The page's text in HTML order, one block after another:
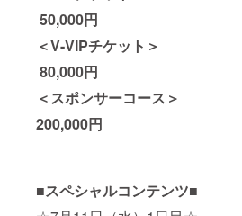
50,000円
＜V-VIPチケット＞
80,000円
＜スポンサーコース＞
200,000円
■スペシャルコンテンツ■